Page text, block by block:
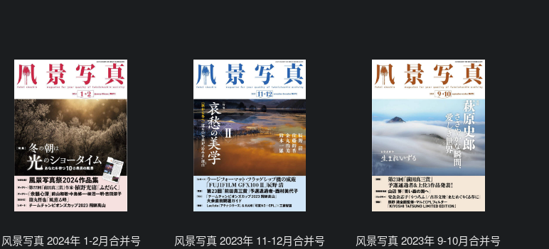
风景写真 2024年 1-2月合并号 风景写真 2023年 11-12月合并号 风景写真 2023年 9-10月合并号